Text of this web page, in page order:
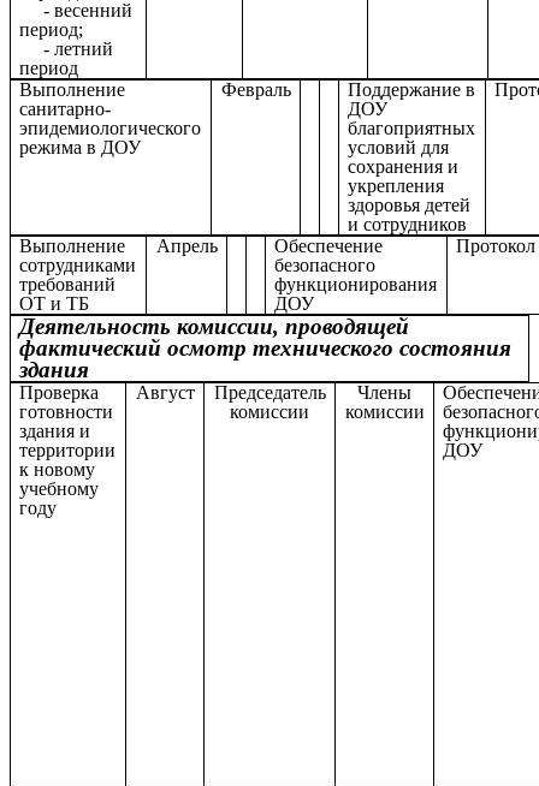
- весенний
период;
- летний
период
Выполнение
санитарно-
эпидемиологического
режима в ДОУ
Февраль
Поддержание в
ДОУ
благоприятных
условий для
сохранения и
укрепления
здоровья детей
и сотрудников
Выполнение
сотрудниками
требований
ОТ и ТБ
Апрель
Обеспечение
безопасного
функционирования
ДОУ
Протокол
Деятельность комиссии, проводящей
фактический осмотр технического состояния
здания
Проверка
готовности
здания и
территории
к новому
учебному
году
Август
Председатель
комиссии
Члены
комиссии
ДОУ